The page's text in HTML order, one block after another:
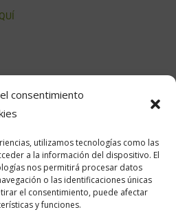
consentimiento
utilizamos tecnologías como las
a la información del dispositivo. El
nos permitirá procesar datos
o las identificaciones únicas
el consentimiento, puede afectar
y funciones.
Madrid